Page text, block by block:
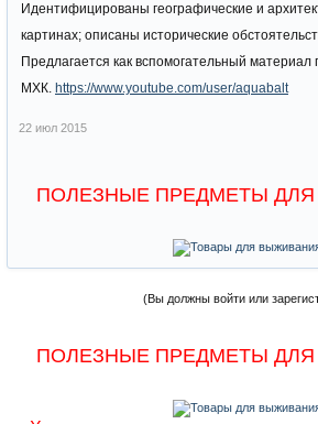
Идентифицированы географические и
картинах; описаны исторические
Предлагается как вспомогательный
МХК. https://www.youtube.com/user/aquabalt
22 июл 2015
ПОЛЕЗНЫЕ ПРЕДМЕТЫ
(Вы должны войти или
ПОЛЕЗНЫЕ ПРЕДМЕТЫ